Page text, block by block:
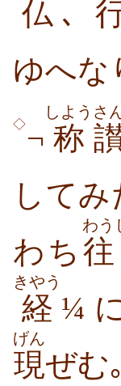
仏 ､
ゆへな
◇¬ 称
しよう さ
して
わち 往
わう
経
きやう
¼
現
げん
ぜむ